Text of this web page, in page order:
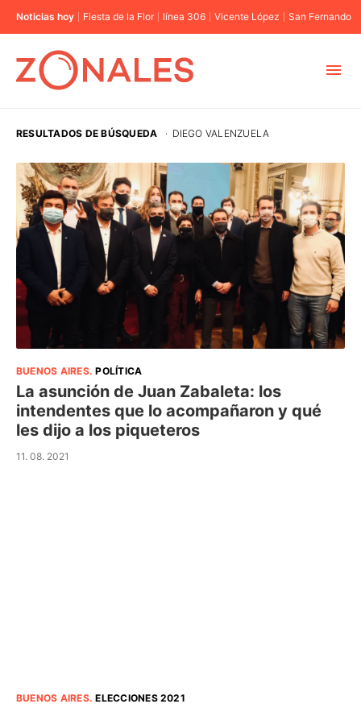
Noticias hoy Fiesta de la Flor línea 306 Vicente López San Fernando
CABA
BUENOS AIRES
PROVINCIAS
ELECCIONES 2023
RESULTADOS DE BÚSQUEDA · DIEGO VALENZUELA
BUENOS AIRES.POLÍTICA
La asunción de Juan Zabaleta: los
intendentes que lo acompañaron y qué
les dijo a los piqueteros
11. 08. 2021
BUENOS AIRES.ELECCIONES 2021